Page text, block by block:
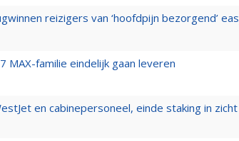
reizigers van ‘hoofdpijn bezorgend’
MAX-familie eindelijk gaan leveren
en cabinepersoneel, einde staking in zicht